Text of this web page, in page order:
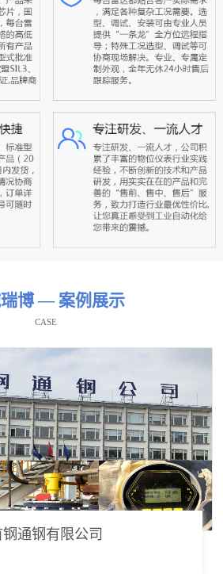
博 — 案例展示
CASE
钢通钢有限公司